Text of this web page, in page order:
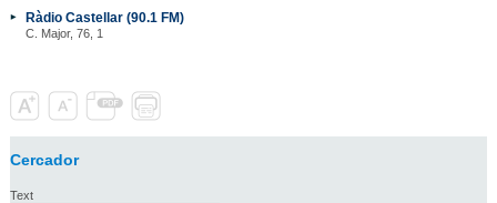
Ràdio Castellar (90.1 FM)
C. Major, 76, 1
Cercador
Text